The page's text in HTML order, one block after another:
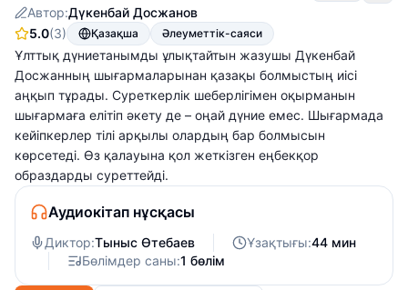
Автор:Дүкенбай Досжанов
5.0(3) Қазақша Әлеуметтік-саяси
Ұлттық дүниетанымды ұлықтайтын жазушы Дүкенбай
Досжанның шығармаларынан қазақы болмыстың иісі
аңқып тұрады. Суреткерлік шеберлігімен оқырманын
шығармаға елітіп әкету де – оңай дүние емес. Шығармада
кейіпкерлер тілі арқылы олардың бар болмысын
көрсетеді. Өз қалауына қол жеткізген еңбекқор
образдарды суреттейді.
Аудиокітап нұсқасы
Диктор:Тыныс Өтебаев Ұзақтығы:44 мин
Бөлімдер саны:1 бөлім